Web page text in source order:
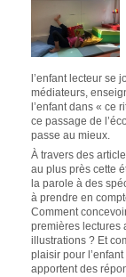
l’enfant lecteur se
médiateurs,
l’enfant dans « ce
ce passage de
passe au mieux.
À travers des
au plus près cette
la parole à des
à prendre en
Comment
premières lectures
illustrations ? Et
plaisir pour
apportent des